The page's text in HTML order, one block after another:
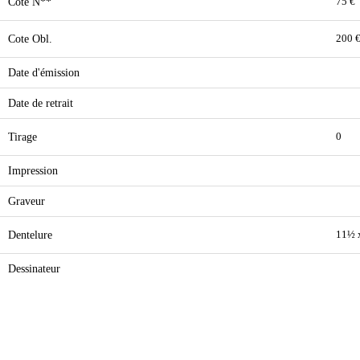
Cote Obl. 200 €
Date d'émission
Date de retrait
Tirage 0
Impression
Graveur
Dentelure 11½
Dessinateur